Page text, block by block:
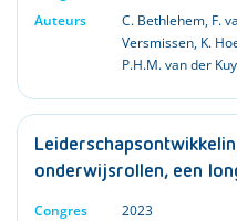
Auteurs
C. Bethlehem, F.
Versmissen, K.
P.H.M. van der Kuy
onderwijsrollen, een
Congres
2023